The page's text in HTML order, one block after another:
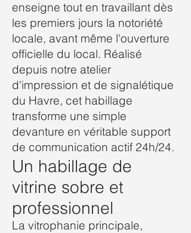
enseigne tout en travaillant dès
les premiers jours la notoriété
locale, avant même l'ouverture
officielle du local. Réalisé
depuis notre atelier
d'impression et de signalétique
du Havre, cet habillage
transforme une simple
devanture en véritable support
de communication actif 24h/24.
Un habillage de
vitrine sobre et
professionnel
La vitrophanie principale,